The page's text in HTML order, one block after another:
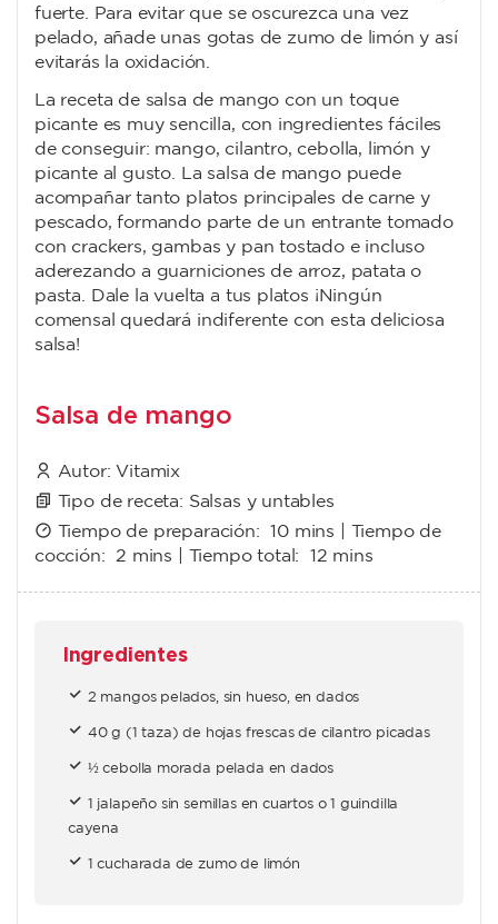
fuerte. Para evitar que se oscurezca una vez
pelado, añade unas gotas de zumo de limón y así
evitarás la oxidación.
La receta de salsa de mango con un toque
picante es muy sencilla, con ingredientes fáciles
de conseguir: mango, cilantro, cebolla, limón y
picante al gusto. La salsa de mango puede
acompañar tanto platos principales de carne y
pescado, formando parte de un entrante tomado
con crackers, gambas y pan tostado e incluso
aderezando a guarniciones de arroz, patata o
pasta. Dale la vuelta a tus platos ¡Ningún
comensal quedará indiferente con esta deliciosa
salsa!
Salsa de mango
Autor: Vitamix
Tipo de receta: Salsas y untables
Tiempo de preparación:10 mins | Tiempo de
cocción:2 mins | Tiempo total: 12 mins
Ingredientes
2 mangos pelados, sin hueso, en dados
40 g (1 taza) de hojas frescas de cilantro picadas
½ cebolla morada pelada en dados
1 jalapeño sin semillas en cuartos o 1 guindilla
cayena
1 cucharada de zumo de limón